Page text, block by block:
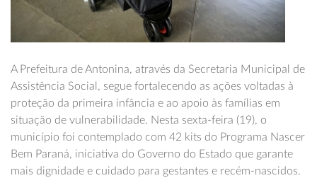
A Prefeitura de Antonina, através da Secretaria Municipal de
Assistência Social, segue fortalecendo as ações voltadas à
proteção da primeira infância e ao apoio às famílias em
situação de vulnerabilidade. Nesta sexta-feira (19), o
município foi contemplado com 42 kits do Programa Nascer
Bem Paraná, iniciativa do Governo do Estado que garante
mais dignidade e cuidado para gestantes e recém-nascidos.